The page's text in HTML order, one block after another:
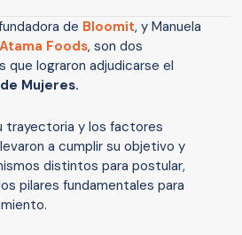
de Bloomit, y Manuela
Atama Foods, son dos
que lograron adjudicarse el
Mujeres.
trayectoria y los factores
a cumplir su objetivo y
distintos para postular,
pilares fundamentales para